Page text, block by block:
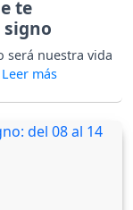
te
será nuestra vida